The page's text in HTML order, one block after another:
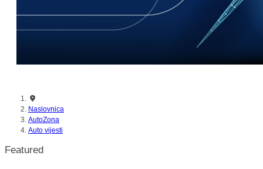
Naslovnica
AutoZona
Auto vijesti
Featured